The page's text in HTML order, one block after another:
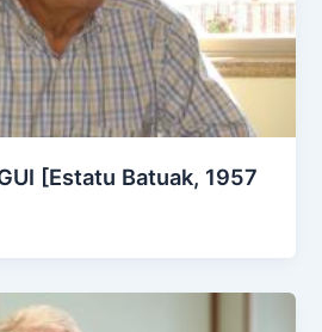
[Estatu Batuak, 1957